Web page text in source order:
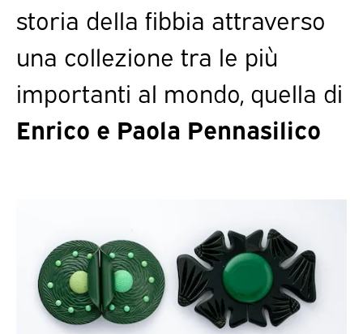
storia della fibbia attraverso
una collezione tra le più
importanti al mondo, quella di
Enrico e Paola Pennasilico